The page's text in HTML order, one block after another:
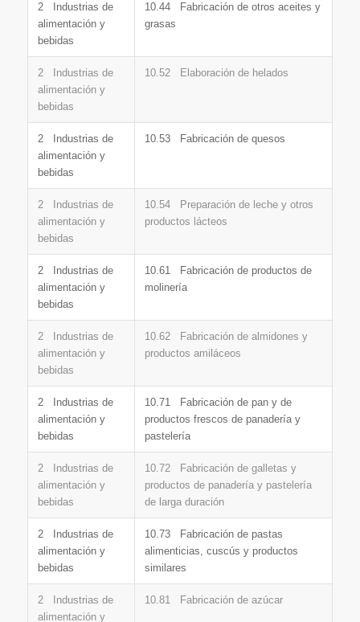
2 Industrias de
alimentación y
bebidas
10.44 Fabricación de otros aceites y
grasas
2 Industrias de
alimentación y
bebidas
10.52 Elaboración de helados
2 Industrias de
alimentación y
bebidas
10.53 Fabricación de quesos
2 Industrias de
alimentación y
bebidas
10.54 Preparación de leche y otros
productos lácteos
2 Industrias de
alimentación y
bebidas
10.61 Fabricación de productos de
molinería
2 Industrias de
alimentación y
bebidas
10.62 Fabricación de almidones y
productos amiláceos
2 Industrias de
alimentación y
bebidas
10.71 Fabricación de pan y de
productos frescos de panadería y
pastelería
2 Industrias de
alimentación y
bebidas
10.72 Fabricación de galletas y
productos de panadería y pastelería
de larga duración
2 Industrias de
alimentación y
bebidas
10.73 Fabricación de pastas
alimenticias, cuscús y productos
similares
2 Industrias de
alimentación y
10.81 Fabricación de azúcar